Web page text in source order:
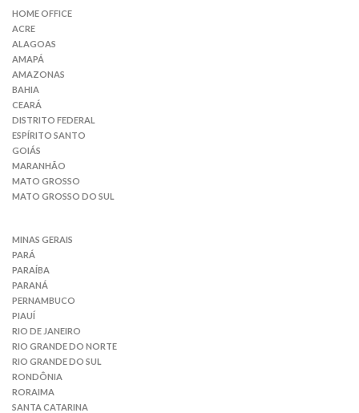
HOME OFFICE
ACRE
ALAGOAS
AMAPÁ
AMAZONAS
BAHIA
CEARÁ
DISTRITO FEDERAL
ESPÍRITO SANTO
GOIÁS
MARANHÃO
MATO GROSSO
MATO GROSSO DO SUL
MINAS GERAIS
PARÁ
PARAÍBA
PARANÁ
PERNAMBUCO
PIAUÍ
RIO DE JANEIRO
RIO GRANDE DO NORTE
RIO GRANDE DO SUL
RONDÔNIA
RORAIMA
SANTA CATARINA